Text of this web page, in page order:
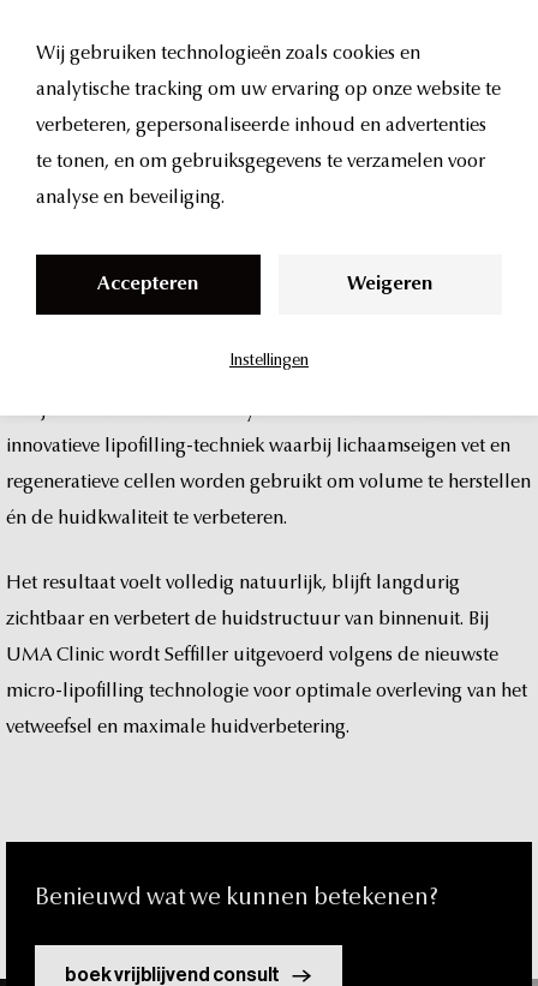
seffiller
bij UMA
inamsterdam
wangen,
innovatieve
lipofilling-techniek waarbij lichaamseigen vet en
regeneratieve cellen worden gebruikt om volume te herstellen
én de huidkwaliteit te verbeteren.
Het resultaat voelt volledig natuurlijk, blijft langdurig
zichtbaar en verbetert de huidstructuur van binnenuit. Bij
UMA Clinic wordt Seffiller uitgevoerd volgens de nieuwste
micro-lipofilling technologie voor optimale overleving van het
vetweefsel en maximale huidverbetering.
Benieuwd wat we kunnen betekenen?
boek vrijblijvend consult
Wij gebruiken technologieën zoals cookies en
analytische tracking om uw ervaring op onze website te
verbeteren, gepersonaliseerde inhoud en advertenties
te tonen, en om gebruiksgegevens te verzamelen voor
analyse en beveiliging.
Accepteren Weigeren
Instellingen